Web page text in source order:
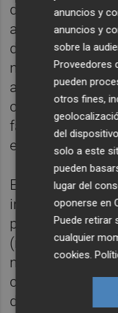
detalle las
arquitectura e
destacan los
natural,
además de las
cerámica en
fachadas
entornos
El equipo de la
innovación
piezas con
(resistencia,
mantenimiento)
creatividad y al
destacado la
anuncios y
anuncios y
sobre la
Proveedores
pueden
otros fines,
del
solo a este
pueden
lugar del
oponerse en
Puede retirar
cualquier
cookies.